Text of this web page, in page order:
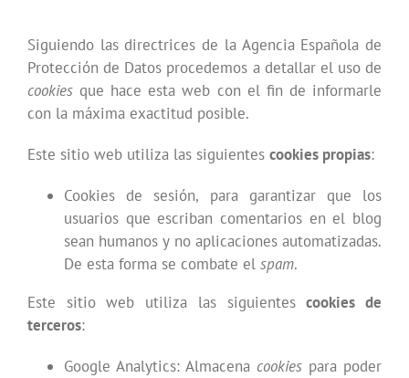
Siguiendo las directrices de la Agencia Española de
Protección de Datos procedemos a detallar el uso de
cookies que hace esta web con el fin de informarle
con la máxima exactitud posible.
Este sitio web utiliza las siguientes cookies propias:
Cookies de sesión, para garantizar que los
usuarios que escriban comentarios en el blog
sean humanos y no aplicaciones automatizadas.
De esta forma se combate el spam.
Este sitio web utiliza las siguientescookies de
terceros:
Google Analytics: Almacena cookies para poder